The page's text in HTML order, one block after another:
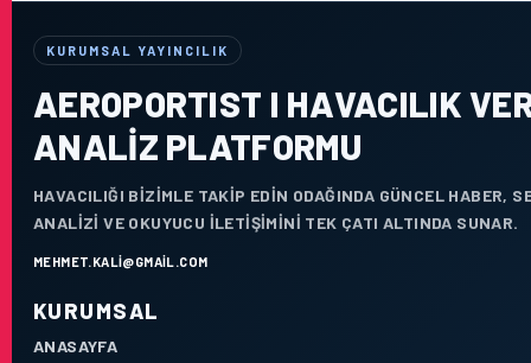
KURUMSAL YAYINCILIK
AEROPORTIST I HAVACILIK
ANALIZ PLATFORMU
HAVACILIĞI BIZIMLE TAKIP EDIN ODAĞINDA GÜNCEL HABER,
ANALIZI VE OKUYUCU ILETIŞIMINI TEK ÇATI ALTINDA SUNAR.
MEHMET.KALI@GMAIL.COM
KURUMSAL
ANASAYFA